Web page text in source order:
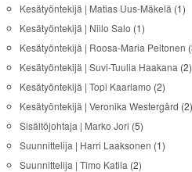
Kesätyöntekijä | Matias Uus-Mäkelä (1)
Kesätyöntekijä | Niilo Salo (1)
Kesätyöntekijä | Roosa-Maria Peltonen
Kesätyöntekijä | Suvi-Tuulia Haakana (2)
Kesätyöntekijä | Topi Kaarlamo (2)
Kesätyöntekijä | Veronika Westergård (2)
Sisältöjohtaja | Marko Jori (5)
Suunnittelija | Harri Laaksonen (1)
Suunnittelija | Timo Katila (2)